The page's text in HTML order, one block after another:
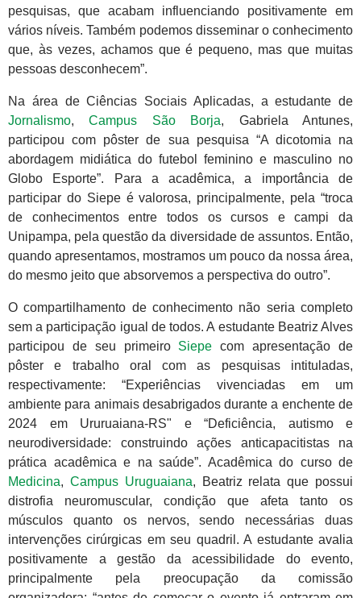
pesquisas, que acabam influenciando positivamente em
vários níveis. Também podemos disseminar o conhecimento
que, às vezes, achamos que é pequeno, mas que muitas
pessoas desconhecem”.
Na área de Ciências Sociais Aplicadas, a estudante de
Jornalismo,Campus São Borja, Gabriela Antunes,
participou com pôster de sua pesquisa “A dicotomia na
abordagem midiática do futebol feminino e masculino no
Globo Esporte”. Para a acadêmica, a importância de
participar do Siepe é valorosa, principalmente, pela “troca
de conhecimentos entre todos os cursos e campi da
Unipampa, pela questão da diversidade de assuntos. Então,
quando apresentamos, mostramos um pouco da nossa área,
do mesmo jeito que absorvemos a perspectiva do outro”.
O compartilhamento de conhecimento não seria completo
sem a participação igual de todos. A estudante Beatriz Alves
participou de seu primeiro Siepe com apresentação de
pôster e trabalho oral com as pesquisas intituladas,
respectivamente: “Experiências vivenciadas em um
ambiente para animais desabrigados durante a enchente de
2024 em Ururuaiana-RS" e “Deficiência, autismo e
neurodiversidade: construindo ações anticapacitistas na
prática acadêmica e na saúde”. Acadêmica do curso de
Medicina, Campus Uruguaiana, Beatriz relata que possui
distrofia neuromuscular, condição que afeta tanto os
músculos quanto os nervos, sendo necessárias duas
intervenções cirúrgicas em seu quadril. A estudante avalia
positivamente a gestão da acessibilidade do evento,
principalmente pela preocupação da comissão